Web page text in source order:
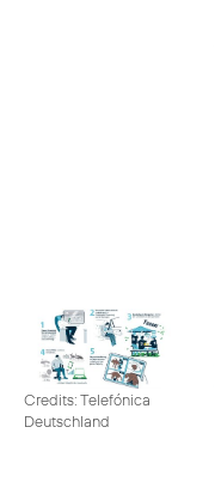
Credits: Telefónica
Deutschland